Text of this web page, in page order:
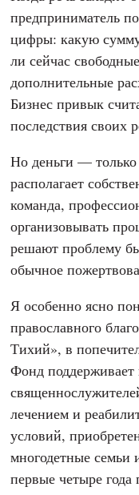
Когда речь
предприниматель
цифры: какую сумму
ли сейчас
дополнительные
Бизнес привык
Но деньги —
располагает
команда,
организовывать
решают проблему
обычное
Я особенно ясно